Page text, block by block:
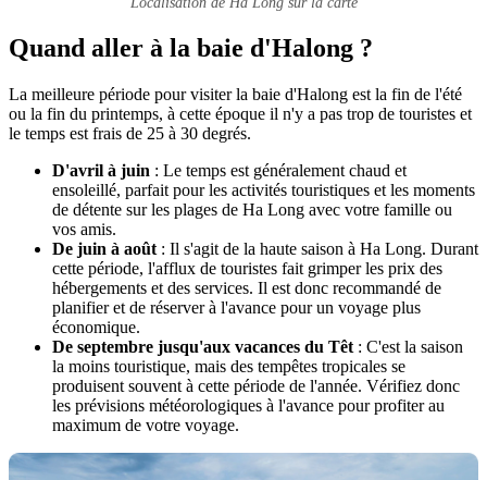
Quand aller à la baie d'Halong ?
La meilleure période pour visiter la baie d'Halong est la fin de l'été
ou la fin du printemps, à cette époque il n'y a pas trop de touristes et
le temps est frais de 25 à 30 degrés.
D'avril à juin : Le temps est généralement chaud et
ensoleillé, parfait pour les activités touristiques et les moments
de détente sur les plages de Ha Long avec votre famille ou
vos amis.
De juin à août : Il s'agit de la haute saison à Ha Long. Durant
cette période, l'afflux de touristes fait grimper les prix des
hébergements et des services. Il est donc recommandé de
planifier et de réserver à l'avance pour un voyage plus
économique.
De septembre jusqu'aux vacances du Têt : C'est la saison
la moins touristique, mais des tempêtes tropicales se
produisent souvent à cette période de l'année. Vérifiez donc
les prévisions météorologiques à l'avance pour profiter au
maximum de votre voyage.